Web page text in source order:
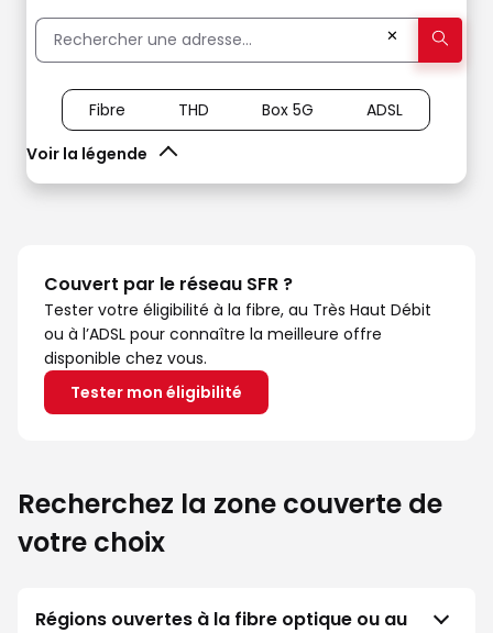
✕
Voir la légende
Fibre THD Box 5G ADSL
Couvert par le réseau SFR ?
Tester votre éligibilité à la fibre, au Très Haut Débit
ou à l’ADSL pour connaître la meilleure offre
disponible chez vous.
Tester mon éligibilité
Recherchez la zone couverte de
votre choix
Régions ouvertes à la fibre optique ou au